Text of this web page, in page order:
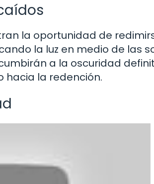
la oportunidad de
la luz en medio de las
a la oscuridad
hacia la redención.